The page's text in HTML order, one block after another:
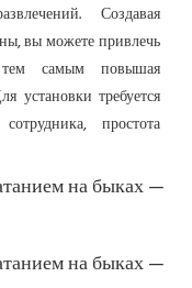
Создавая
вы можете привлечь
самым повышая
установки требуется
простота